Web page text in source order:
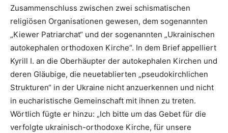
Zusammenschluss zwischen zwei schismatischen
religiösen Organisationen gewesen, dem sogenannten
„Kiewer Patriarchat“ und der sogenannten „Ukrainischen
autokephalen orthodoxen Kirche“. In dem Brief appelliert
Kyrill I. an die Oberhäupter der autokephalen Kirchen und
deren Gläubige, die neuetablierten „pseudokirchlichen
Strukturen“ in der Ukraine nicht anzuerkennen und nicht
in eucharistische Gemeinschaft mit ihnen zu treten.
Wörtlich fügte er hinzu: „Ich bitte um das Gebet für die
verfolgte ukrainisch-orthodoxe Kirche, für unsere